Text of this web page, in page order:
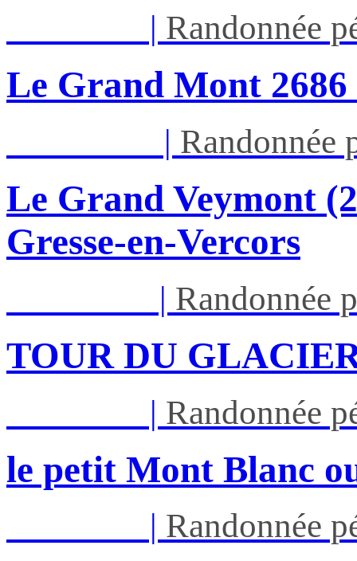
| Randonnée
Le Grand Mont
| Randonnée
Le Grand Veymont
Gresse-en-Vercors
| Randonnée
TOUR DU
| Randonnée
le petit Mont Blanc
| Randonnée